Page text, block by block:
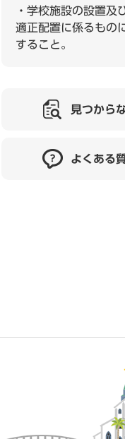
・学校施設の設置及
適正配置に係るもの
すること。
見つから
よくある